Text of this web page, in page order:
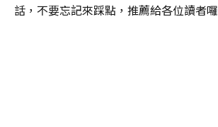
話，不要忘記來踩點，推薦給各位讀者囉